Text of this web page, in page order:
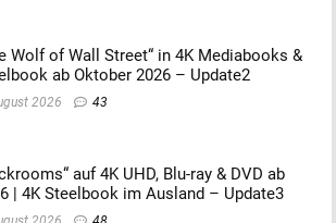
Wolf of Wall Street“ in 4K Mediabooks &
ab Oktober 2026 – Update2
2026 43
auf 4K UHD, Blu-ray & DVD ab
| 4K Steelbook im Ausland – Update3